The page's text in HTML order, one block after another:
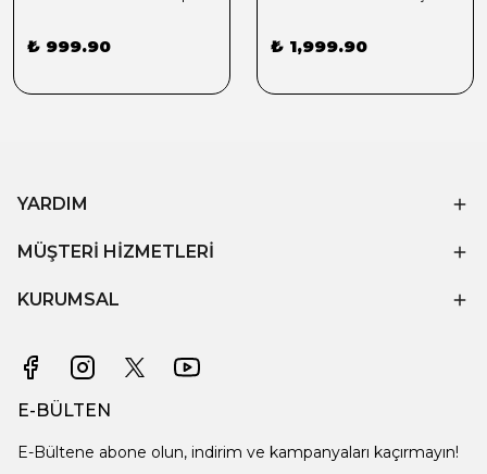
₺ 999.90 ₺ 1,999.90
YARDIM
MÜŞTERİ HİZMETLERİ
KURUMSAL
E-BÜLTEN
E-Bültene abone olun, indirim ve kampanyaları kaçırmayın!